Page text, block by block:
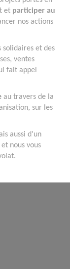
et participer au
nos actions
solidaires et des
ventes
fait appel
au travers de la
sur les
aussi d'un
nous vous